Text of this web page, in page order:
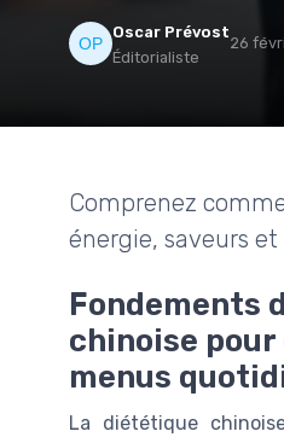
Oscar Prévost
Éditorialiste
26
Comprenez
énergie, saveurs
Fondements
chinoise pour
menus
La diététique